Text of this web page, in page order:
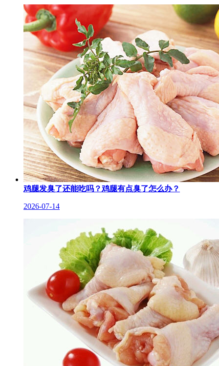
鸡腿发臭了还能吃吗？鸡腿有点臭了怎么办？
2026-07-14